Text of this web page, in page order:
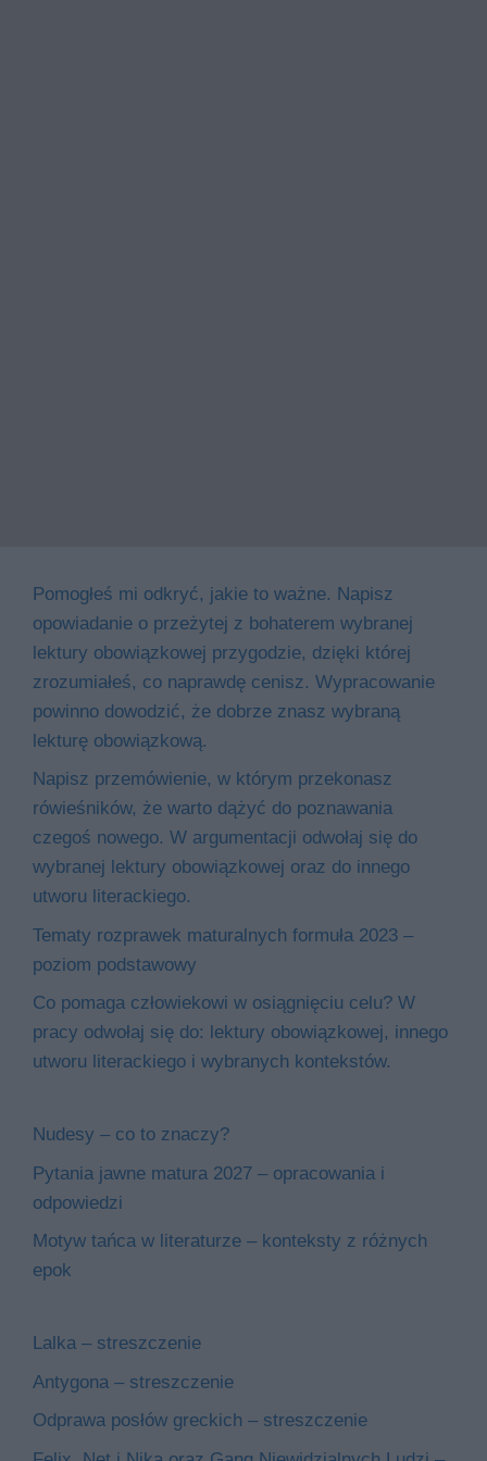
Pomogłeś mi odkryć, jakie to ważne. Napisz
opowiadanie o przeżytej z bohaterem wybranej
lektury obowiązkowej przygodzie, dzięki której
zrozumiałeś, co naprawdę cenisz. Wypracowanie
powinno dowodzić, że dobrze znasz wybraną
lekturę obowiązkową.
Napisz przemówienie, w którym przekonasz
rówieśników, że warto dążyć do poznawania
czegoś nowego. W argumentacji odwołaj się do
wybranej lektury obowiązkowej oraz do innego
utworu literackiego.
Tematy rozprawek maturalnych formuła 2023 –
poziom podstawowy
Co pomaga człowiekowi w osiągnięciu celu? W
pracy odwołaj się do: lektury obowiązkowej, innego
utworu literackiego i wybranych kontekstów.
Nudesy – co to znaczy?
Pytania jawne matura 2027 – opracowania i
odpowiedzi
Motyw tańca w literaturze – konteksty z różnych
epok
Lalka – streszczenie
Antygona – streszczenie
Odprawa posłów greckich – streszczenie